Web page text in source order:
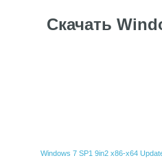
Скачать
Windows 7 SP1 9in2 x86-x64